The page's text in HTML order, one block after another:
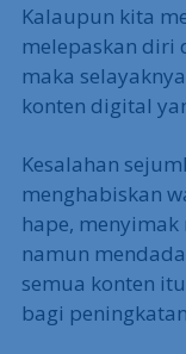
Kalaupun kita
melepaskan diri
maka
konten digital
Kesalahan
menghabiskan
hape,
namun
semua konten
bagi